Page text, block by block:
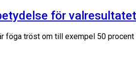
för valresultatet
tröst om till exempel 50